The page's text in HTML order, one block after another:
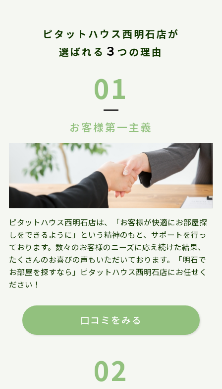
ピタットハウス西明石店が
選ばれる ３ つの理由
01
お客様第一主義
ピタットハウス西明石店は、「お客様が快適にお部屋探
しをできるように」という精神のもと、サポートを行っ
ております。数々のお客様のニーズに応え続けた結果、
たくさんのお喜びの声もいただいております。「明石で
お部屋を探すなら」ピタットハウス西明石店にお任せく
ださい！
口コミをみる
02